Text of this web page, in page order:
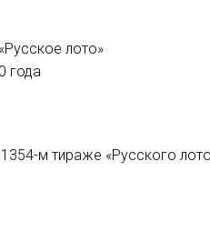
лото»
года
м тираже «Русского